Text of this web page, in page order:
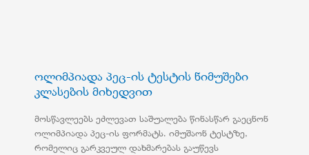
ოლიმპიადა პეც-ის ტესტის ნიმუშები
კლასების მიხედვით
მოსწავლეებს ეძლევათ საშუალება წინასწარ გაეცნონ
ოლიმპიადა პეც-ის ფორმატს. იმუშაონ ტესტზე,
რომელიც გარკვეულ დახმარებას გაუწევს